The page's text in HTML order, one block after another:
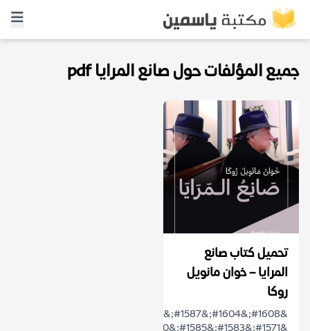
جميع المؤلفات حول صانع المرايا pdf
تحميل كتاب صانع
المرايا – خوان مانويل
روكا